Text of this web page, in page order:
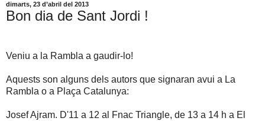
dimarts, 23 d’abril del 2013
Bon dia de Sant Jordi !
Veniu a la Rambla a gaudir-lo!
Aquests son alguns dels autors que signaran avui a La
Rambla o a Plaça Catalunya:
Josef Ajram. D'11 a 12 al Fnac Triangle, de 13 a 14 h a El